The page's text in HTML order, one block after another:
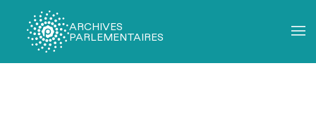
ARCHIVES
PARLEMENTAIRES